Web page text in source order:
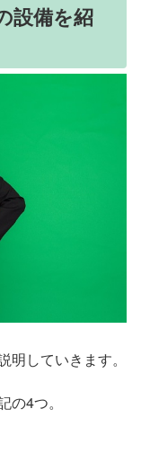
設備を紹
していきます。
4つ。